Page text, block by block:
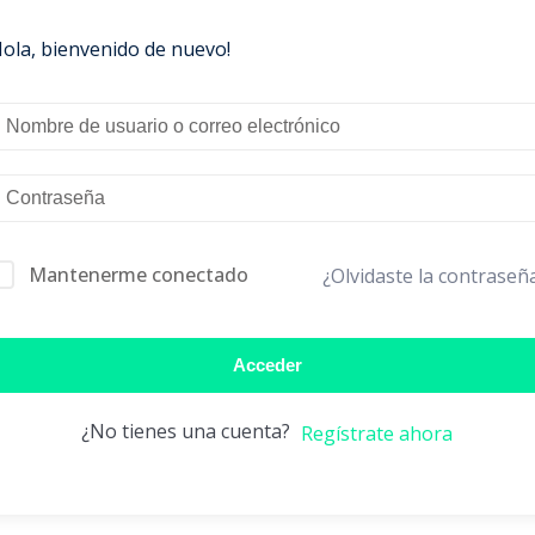
bienvenido de nuevo!
Mantenerme conectado ¿Olvidaste la
Acceder
¿No tienes una cuenta? Regístrate ahora